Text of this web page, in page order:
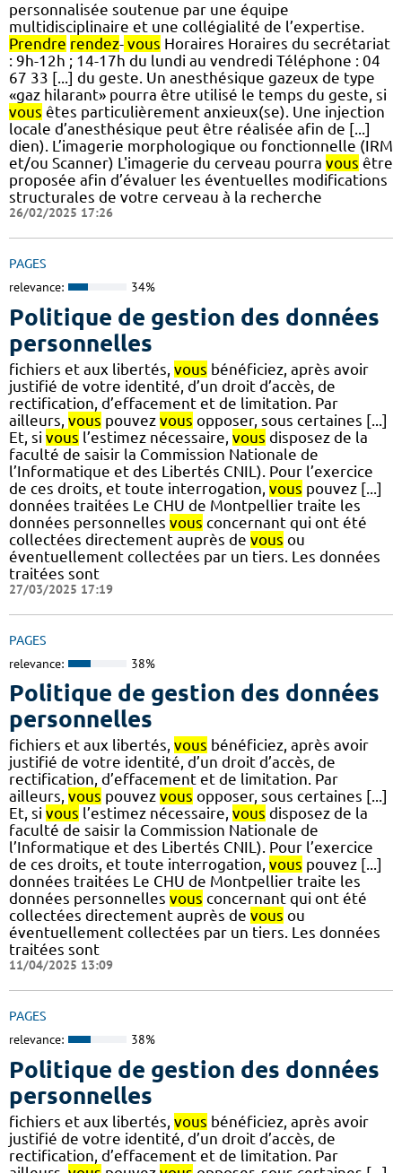
personnalisée soutenue par une équipe
multidisciplinaire et une collégialité de l’expertise.
Prendre rendez- vous Horaires Horaires du secrétariat
: 9h-12h ; 14-17h du lundi au vendredi Téléphone : 04
67 33 [...] du geste. Un anesthésique gazeux de type
«gaz hilarant» pourra être utilisé le temps du geste, si
vous êtes particulièrement anxieux(se). Une injection
locale d’anesthésique peut être réalisée afin de [...]
dien). L’imagerie morphologique ou fonctionnelle (IRM
et/ou Scanner) L'imagerie du cerveau pourra vous être
proposée afin d’évaluer les éventuelles modifications
structurales de votre cerveau à la recherche
26/02/2025 17:26
PAGES
relevance: 34%
Politique de gestion des données
personnelles
fichiers et aux libertés, vous bénéficiez, après avoir
justifié de votre identité, d’un droit d’accès, de
rectification, d’effacement et de limitation. Par
ailleurs, vous pouvez vous opposer, sous certaines [...]
Et, si vous l’estimez nécessaire, vous disposez de la
faculté de saisir la Commission Nationale de
l’Informatique et des Libertés CNIL). Pour l’exercice
de ces droits, et toute interrogation, vous pouvez [...]
données traitées Le CHU de Montpellier traite les
données personnelles vous concernant qui ont été
collectées directement auprès de vous ou
éventuellement collectées par un tiers. Les données
traitées sont
27/03/2025 17:19
PAGES
relevance: 38%
Politique de gestion des données
personnelles
fichiers et aux libertés, vous bénéficiez, après avoir
justifié de votre identité, d’un droit d’accès, de
rectification, d’effacement et de limitation. Par
ailleurs, vous pouvez vous opposer, sous certaines [...]
Et, si vous l’estimez nécessaire, vous disposez de la
faculté de saisir la Commission Nationale de
l’Informatique et des Libertés CNIL). Pour l’exercice
de ces droits, et toute interrogation, vous pouvez [...]
données traitées Le CHU de Montpellier traite les
données personnelles vous concernant qui ont été
collectées directement auprès de vous ou
éventuellement collectées par un tiers. Les données
traitées sont
11/04/2025 13:09
PAGES
relevance: 38%
Politique de gestion des données
personnelles
fichiers et aux libertés, vous bénéficiez, après avoir
justifié de votre identité, d’un droit d’accès, de
rectification, d’effacement et de limitation. Par